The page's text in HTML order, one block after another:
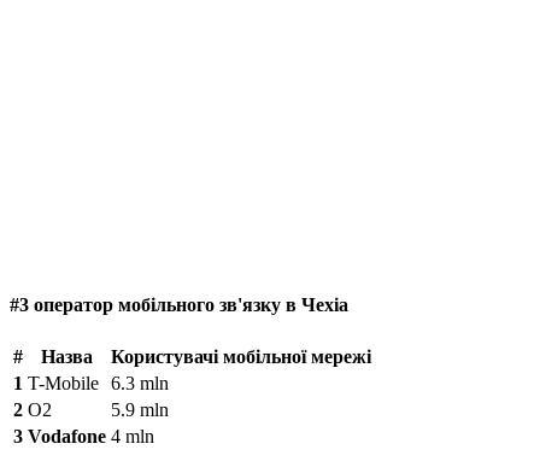
#3 оператор мобільного зв'язку в Чехіа
# Назва
Користувачі мобільної мережі
1 T-Mobile 6.3 mln
2 O2
5.9 mln
3 Vodafone 4 mln